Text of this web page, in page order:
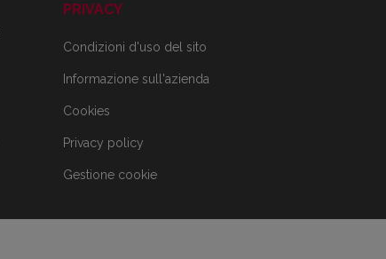
PRIVACY
Condizioni d'uso del sito
Informazione sull'azienda
Cookies
Privacy policy
Gestione cookie